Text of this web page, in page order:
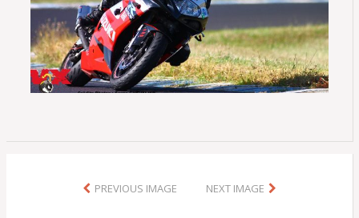
PREVIOUS IMAGE NEXT IMAGE